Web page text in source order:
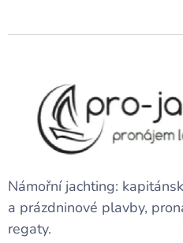
Námořní jachting:
a prázdninové plavby,
regaty.